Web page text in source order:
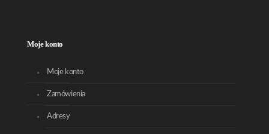
Moje konto
Moje konto
Zamówienia
Adresy